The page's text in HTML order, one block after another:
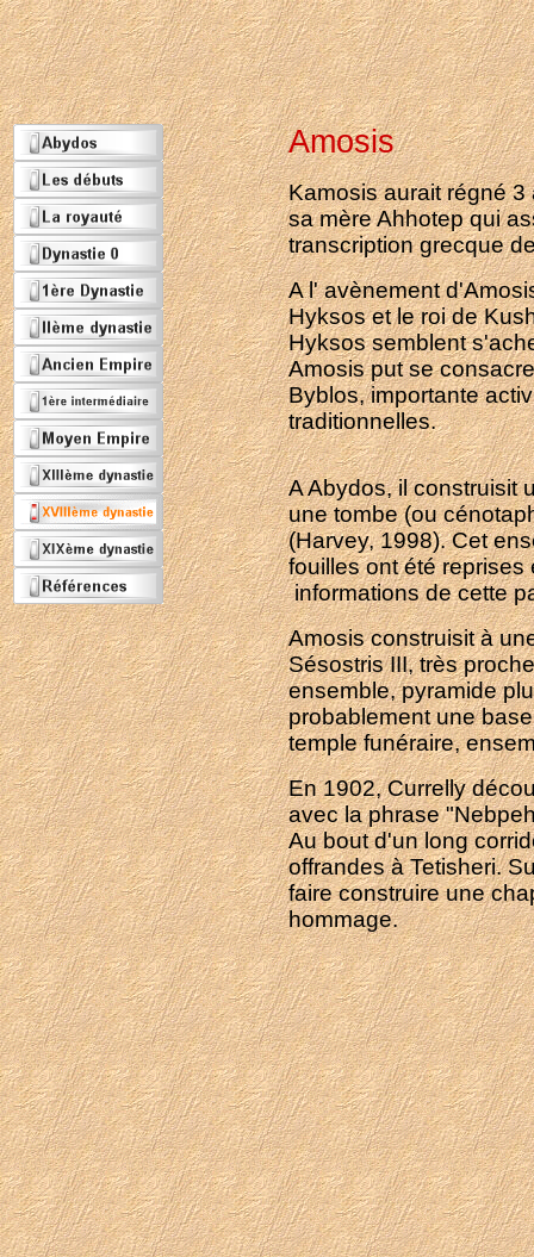
Amosis
Kamosis aurait régné
sa mère Ahhotep qui
transcription grecque
A l' avènement
Hyksos et le roi de
Hyksos semblent
Amosis put se
Byblos, importante
traditionnelles.
A Abydos, il construisit
une tombe (ou
(Harvey, 1998). Cet
fouilles ont été
informations de cette
Amosis construisit à
Sésostris III, très
ensemble, pyramide
probablement une
temple funéraire,
En 1902, Currelly
avec la phrase
Au bout d'un long
offrandes à Tetisheri.
faire construire une
hommage.